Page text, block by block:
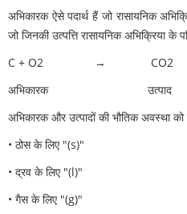
अभिकारक ऐसे पदार्थ हैं जो रासायनिक
जो जिनकी उत्पत्ति रासायनिक अभिक्रिया के
C + O2 → CO2
अभिकारक उत्पाद
अभिकारक और उत्पादों की भौतिक
• ठोस के लिए "(s)"
• द्रव के लिए "(l)"
• गैस के लिए "(g)"